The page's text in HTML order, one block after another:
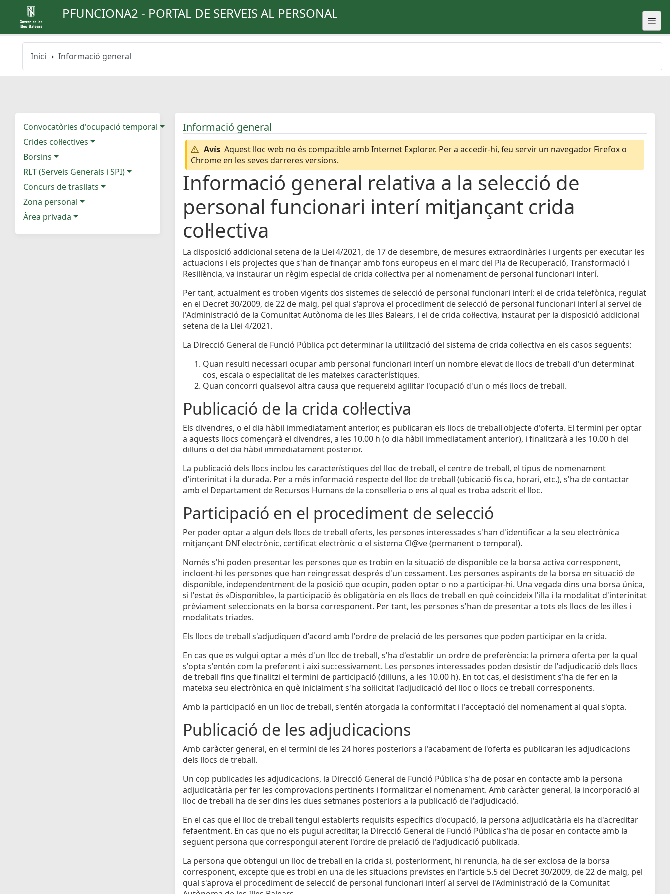
PFUNCIONA2 - PORTAL DE SERVEIS AL PERSONAL
Inici Informació general
Convocatòries d'ocupació temporal
Crides col·lectives
Borsins
RLT (Serveis Generals i SPI)
Concurs de trasllats
Zona personal
Àrea privada
Informació general
Avís Aquest lloc web no és compatible amb Internet Explorer. Per a accedir-hi, feu servir un navegador Firefox o
Chrome en les seves darreres versions.
Informació general relativa a la selecció de
personal funcionari interí mitjançant crida
col·lectiva
La disposició addicional setena de la Llei 4/2021, de 17 de desembre, de mesures extraordinàries i urgents per executar les
actuacions i els projectes que s'han de finançar amb fons europeus en el marc del Pla de Recuperació, Transformació i
Resiliència, va instaurar un règim especial de crida col·lectiva per al nomenament de personal funcionari interí.
Per tant, actualment es troben vigents dos sistemes de selecció de personal funcionari interí: el de crida telefònica, regulat
en el Decret 30/2009, de 22 de maig, pel qual s'aprova el procediment de selecció de personal funcionari interí al servei de
l'Administració de la Comunitat Autònoma de les Illes Balears, i el de crida col·lectiva, instaurat per la disposició addicional
setena de la Llei 4/2021.
La Direcció General de Funció Pública pot determinar la utilització del sistema de crida col·lectiva en els casos següents:
Quan resulti necessari ocupar amb personal funcionari interí un nombre elevat de llocs de treball d'un determinat
cos, escala o especialitat de les mateixes característiques.
Quan concorri qualsevol altra causa que requereixi agilitar l'ocupació d'un o més llocs de treball.
Publicació de la crida col·lectiva
Els divendres, o el dia hàbil immediatament anterior, es publicaran els llocs de treball objecte d'oferta. El termini per optar
a aquests llocs començarà el divendres, a les 10.00 h (o dia hàbil immediatament anterior), i finalitzarà a les 10.00 h del
dilluns o del dia hàbil immediatament posterior.
La publicació dels llocs inclou les característiques del lloc de treball, el centre de treball, el tipus de nomenament
d'interinitat i la durada. Per a més informació respecte del lloc de treball (ubicació física, horari, etc.), s'ha de contactar
amb el Departament de Recursos Humans de la conselleria o ens al qual es troba adscrit el lloc.
Participació en el procediment de selecció
Per poder optar a algun dels llocs de treball oferts, les persones interessades s'han d'identificar a la seu electrònica
mitjançant DNI electrònic, certificat electrònic o el sistema Cl@ve (permanent o temporal).
Només s'hi poden presentar les persones que es trobin en la situació de disponible de la borsa activa corresponent,
incloent-hi les persones que han reingressat després d'un cessament. Les persones aspirants de la borsa en situació de
disponible, independentment de la posició que ocupin, poden optar o no a participar-hi. Una vegada dins una borsa única,
si l'estat és «Disponible», la participació és obligatòria en els llocs de treball en què coincideix l'illa i la modalitat d'interinitat
prèviament seleccionats en la borsa corresponent. Per tant, les persones s'han de presentar a tots els llocs de les illes i
modalitats triades.
Els llocs de treball s'adjudiquen d'acord amb l'ordre de prelació de les persones que poden participar en la crida.
En cas que es vulgui optar a més d'un lloc de treball, s'ha d'establir un ordre de preferència: la primera oferta per la qual
s'opta s'entén com la preferent i així successivament. Les persones interessades poden desistir de l'adjudicació dels llocs
de treball fins que finalitzi el termini de participació (dilluns, a les 10.00 h). En tot cas, el desistiment s'ha de fer en la
mateixa seu electrònica en què inicialment s'ha sol·licitat l'adjudicació del lloc o llocs de treball corresponents.
Amb la participació en un lloc de treball, s'entén atorgada la conformitat i l'acceptació del nomenament al qual s'opta.
Publicació de les adjudicacions
Amb caràcter general, en el termini de les 24 hores posteriors a l'acabament de l'oferta es publicaran les adjudicacions
dels llocs de treball.
Un cop publicades les adjudicacions, la Direcció General de Funció Pública s'ha de posar en contacte amb la persona
adjudicatària per fer les comprovacions pertinents i formalitzar el nomenament. Amb caràcter general, la incorporació al
lloc de treball ha de ser dins les dues setmanes posteriors a la publicació de l'adjudicació.
En el cas que el lloc de treball tengui establerts requisits específics d'ocupació, la persona adjudicatària els ha d'acreditar
fefaentment. En cas que no els pugui acreditar, la Direcció General de Funció Pública s'ha de posar en contacte amb la
següent persona que correspongui atenent l'ordre de prelació de l'adjudicació publicada.
La persona que obtengui un lloc de treball en la crida si, posteriorment, hi renuncia, ha de ser exclosa de la borsa
corresponent, excepte que es trobi en una de les situacions previstes en l'article 5.5 del Decret 30/2009, de 22 de maig, pel
qual s'aprova el procediment de selecció de personal funcionari interí al servei de l'Administració de la Comunitat